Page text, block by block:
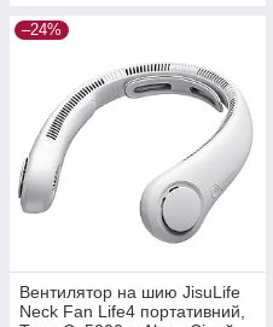
–24%
Вентилятор на шию JisuLife
Neck Fan Life4 портативний,